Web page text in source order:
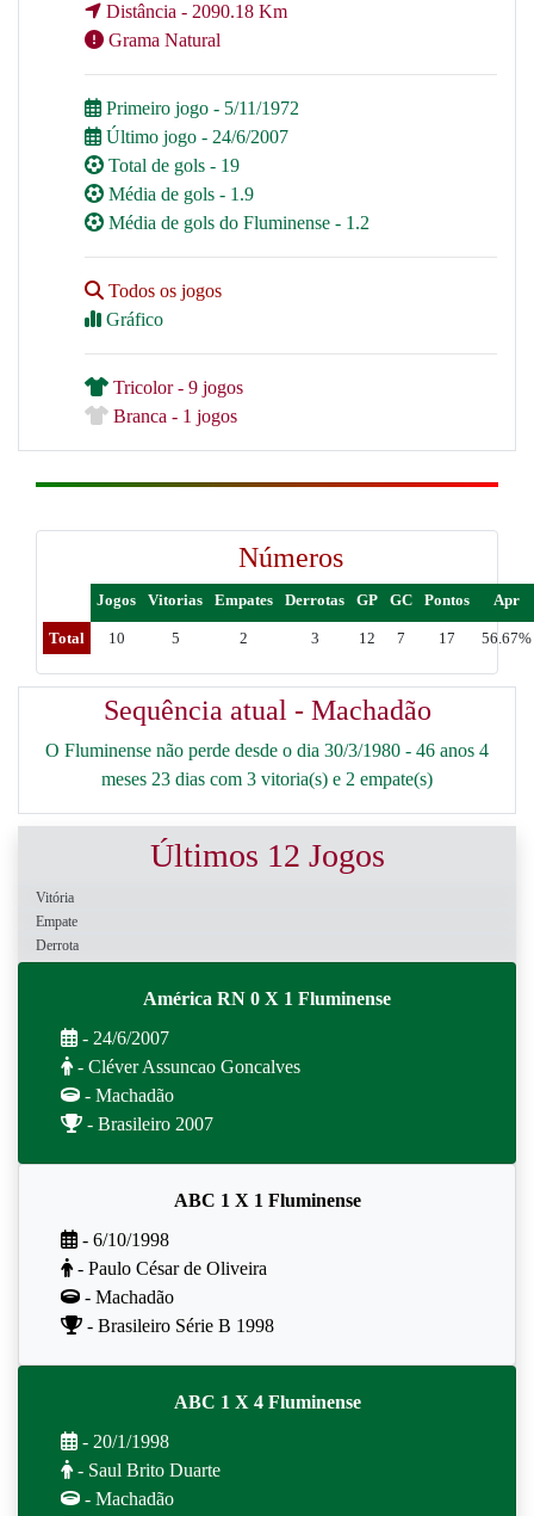
Distância - 2090.18 Km
Grama Natural
Primeiro jogo - 5/11/1972
Último jogo - 24/6/2007
Total de gols - 19
Média de gols - 1.9
Média de gols do Fluminense - 1.2
Todos os jogos
Gráfico
Tricolor - 9 jogos
Branca - 1 jogos
Números
Jogos Vitorias Empates Derrotas GP GC Pontos Apr
Total 10 5 2 3 12 7 17 56.67%
Sequência atual - Machadão
O Fluminense não perde desde o dia 30/3/1980 - 46 anos 4
meses 23 dias com 3 vitoria(s) e 2 empate(s)
Últimos 12 Jogos
Vitória
Empate
Derrota
América RN 0 X 1 Fluminense
- 24/6/2007
- Cléver Assuncao Goncalves
- Machadão
- Brasileiro 2007
ABC 1 X 1 Fluminense
- 6/10/1998
- Paulo César de Oliveira
- Machadão
- Brasileiro Série B 1998
ABC 1 X 4 Fluminense
- 20/1/1998
- Saul Brito Duarte
- Machadão